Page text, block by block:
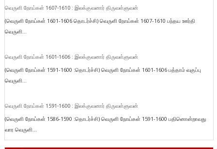
வெருளி நோய்கள் 1607-1610 : இலக்குவனார் திருவள்ளுவன்
(வெருளி நோய்கள் 1601-1606 தொடர்ச்சி) வெருளி நோய்கள் 1607-1610 பந்தய ஊர்தி
வெருளி...
வெருளி நோய்கள் 1601-1606 : இலக்குவனார் திருவள்ளுவன்
(வெருளி நோய்கள் 1591-1600 :தொடர்ச்சி) வெருளி நோய்கள் 1601-1606 பத்தாம் வகுப்பு
வெருளி...
வெருளி நோய்கள் 1591-1600 : இலக்குவனார் திருவள்ளுவன்
(வெருளி நோய்கள் 1586-1590 :தொடர்ச்சி) வெருளி நோய்கள் 1591-1600 பதினொன்றாவது
வார வெருளி...